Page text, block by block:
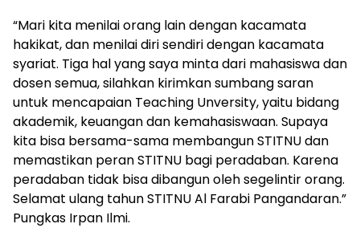
“Mari kita menilai orang lain dengan kacamata
hakikat, dan menilai diri sendiri dengan kacamata
syariat. Tiga hal yang saya minta dari mahasiswa dan
dosen semua, silahkan kirimkan sumbang saran
untuk mencapaian Teaching Unversity, yaitu bidang
akademik, keuangan dan kemahasiswaan. Supaya
kita bisa bersama-sama membangun STITNU dan
memastikan peran STITNU bagi peradaban. Karena
peradaban tidak bisa dibangun oleh segelintir orang.
Selamat ulang tahun STITNU Al Farabi Pangandaran.”
Pungkas Irpan Ilmi.